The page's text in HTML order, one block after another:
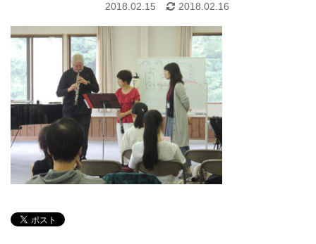
2018.02.15 2018.02.16